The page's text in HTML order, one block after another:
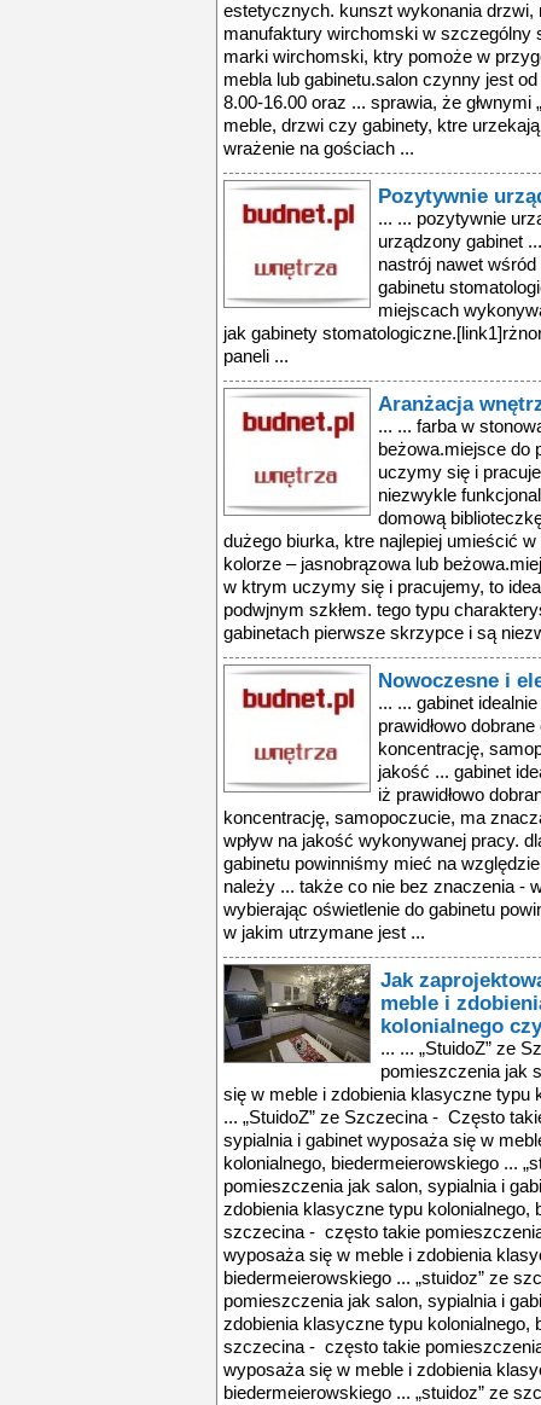
estetycznych. kunszt wykonania drzwi,
manufaktury wirchomski w szczególny
marki wirchomski, ktry pomoże w
mebla lub gabinetu.salon czynny jest
8.00-16.00 oraz ... sprawia, że głwnymi
meble, drzwi czy gabinety, ktre
wrażenie na gościach ...
Pozytywnie
... ... pozytywnie
urządzony gabinet
nastrój nawet
gabinetu
miejscach
jak gabinety
paneli ...
Aranżacja
... ... farba w
beżowa.miejsce do
uczymy się i
niezwykle
domową
dużego biurka, ktre najlepiej umieścić
kolorze – jasnobrązowa lub
w ktrym uczymy się i pracujemy, to
podwjnym szkłem. tego typu
gabinetach pierwsze skrzypce i są
Nowoczesne i
... ... gabinet
prawidłowo
koncentrację,
jakość ... gabinet
iż prawidłowo
koncentrację, samopoczucie, ma
wpływ na jakość wykonywanej pracy.
gabinetu powinniśmy mieć na
należy ... także co nie bez znaczenia -
wybierając oświetlenie do gabinetu
w jakim utrzymane jest ...
Jak
meble i
kolonialnego
... ... „StuidoZ” ze
pomieszczenia jak
się w meble i zdobienia klasyczne typu
... „StuidoZ” ze Szczecina - Często
sypialnia i gabinet wyposaża się w
kolonialnego, biedermeierowskiego ...
pomieszczenia jak salon, sypialnia i
zdobienia klasyczne typu kolonialnego,
szczecina - często takie
wyposaża się w meble i zdobienia
biedermeierowskiego ... „stuidoz” ze
pomieszczenia jak salon, sypialnia i
zdobienia klasyczne typu kolonialnego,
szczecina - często takie
wyposaża się w meble i zdobienia
biedermeierowskiego ... „stuidoz” ze